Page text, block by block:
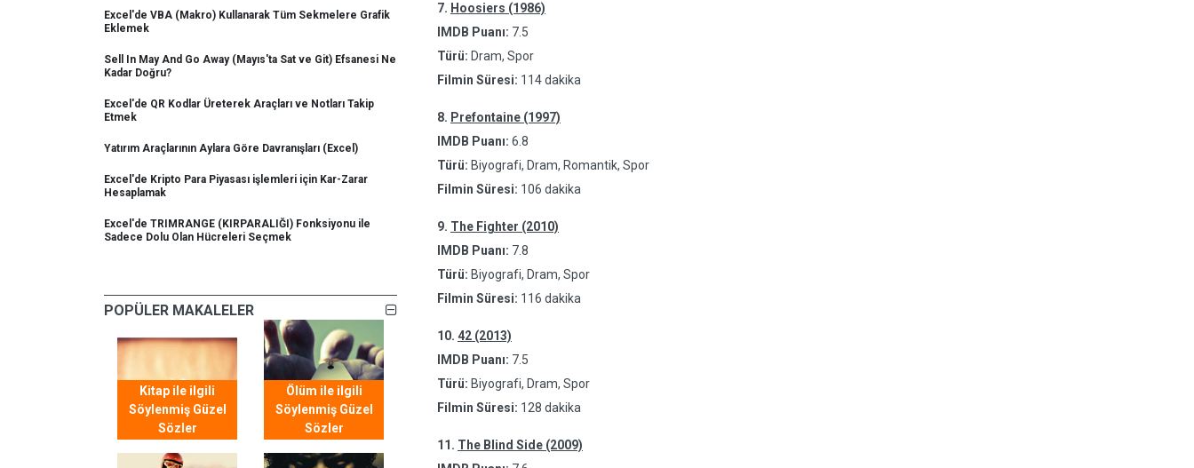
Excel'de VBA (Makro) Kullanarak Tüm Sekmelere Grafik
Eklemek
Sell In May And Go Away (Mayıs'ta Sat ve Git) Efsanesi Ne
Kadar Doğru?
Excel'de QR Kodlar Üreterek Araçları ve Notları Takip
Etmek
Yatırım Araçlarının Aylara Göre Davranışları (Excel)
Excel'de Kripto Para Piyasası işlemleri için Kar-Zarar
Hesaplamak
Excel'de TRIMRANGE (KIRPARALIĞI) Fonksiyonu ile
Sadece Dolu Olan Hücreleri Seçmek
POPÜLER MAKALELER
Kitap ile ilgili
Söylenmiş Güzel
Sözler
Ölüm ile ilgili
Söylenmiş Güzel
Sözler
7. Hoosiers (1986)
IMDB Puanı: 7.5
Türü: Dram, Spor
Filmin Süresi: 114 dakika
8. Prefontaine (1997)
IMDB Puanı: 6.8
Türü: Biyografi, Dram, Romantik, Spor
Filmin Süresi: 106 dakika
9. The Fighter (2010)
IMDB Puanı: 7.8
Türü: Biyografi, Dram, Spor
Filmin Süresi: 116 dakika
10. 42 (2013)
IMDB Puanı: 7.5
Türü: Biyografi, Dram, Spor
Filmin Süresi: 128 dakika
11. The Blind Side (2009)